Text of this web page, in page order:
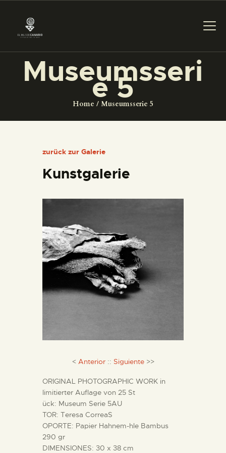
Museumsseri
e 5
Home Museumsserie 5
DAS MUSEUM
DEUTSCH
DAS MUSEUM
DIENSTLEISTUNGEN
DIGITALE RESSOURCEN
DEUTSCH
zurück zur Galerie
Kunstgalerie
< Anterior :: Siguiente >>
ORIGINAL PHOTOGRAPHIC WORK in
limitierter Auflage von 25 St
ück: Museum Serie 5AU
TOR: Teresa CorreaS
OPORTE: Papier Hahnem-hle Bambus
290 gr
DIMENSIONES: 30 x 38 cm